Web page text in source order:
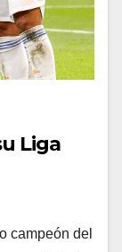
Liga
campeón del